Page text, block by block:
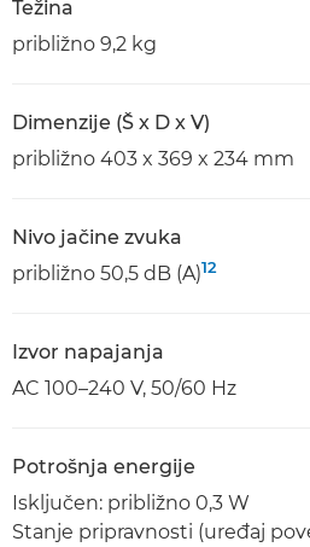
Težina
približno 9,2 kg
Dimenzije (Š x D x V)
približno 403 x 369 x 234 mm
Nivo jačine zvuka
približno 50,5 dB (A)12
Izvor napajanja
AC 100–240 V, 50/60 Hz
Potrošnja energije
Isključen: približno 0,3 W
Stanje pripravnosti (uređaj